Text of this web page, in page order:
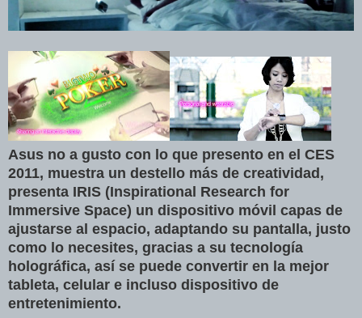
Asus no a gusto con lo que presento en el CES
2011, muestra un destello más de creatividad,
presenta IRIS (Inspirational Research for
Immersive Space) un dispositivo móvil capas de
ajustarse al espacio, adaptando su pantalla, justo
como lo necesites, gracias a su tecnología
holográfica, así se puede convertir en la mejor
tableta, celular e incluso dispositivo de
entretenimiento.